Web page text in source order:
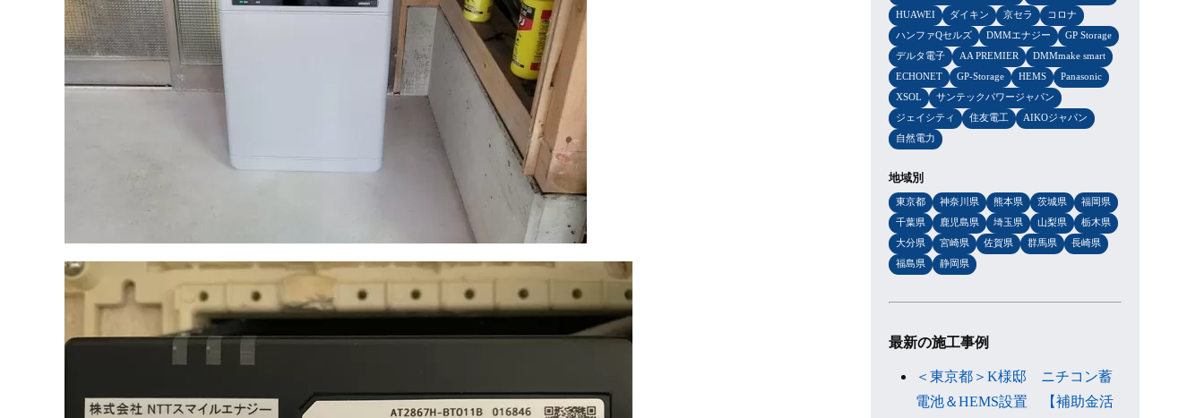
HUAWEI
ダイキン 京セラ
コロナ
ハンファQセルズ
DMMエナジー
GP Storage
デルタ電子
AA PREMIER
DMMmake smart
ECHONET
GP-Storage HEMS
Panasonic
XSOL
サンテックパワージャパン
ジェイシティ
住友電工
AIKOジャパン
自然電力
地域別
東京都 神奈川県 熊本県 茨城県
福岡県
千葉県
鹿児島県 埼玉県 山梨県
栃木県
大分県
宮崎県 佐賀県 群馬県
長崎県
福島県
静岡県
最新の施工事例
＜東京都＞K様邸 ニチコン蓄
電池＆HEMS設置 【補助金活